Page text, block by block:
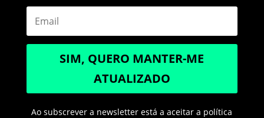
SIM, QUERO MANTER-ME
ATUALIZADO
Ao subscrever a newsletter está a aceitar a política